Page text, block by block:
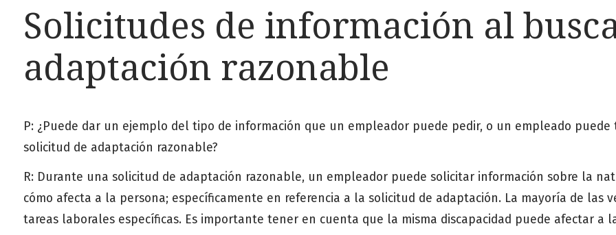
Solicitudes de información al
adaptación razonable
P: ¿Puede dar un ejemplo del tipo de información que un empleador puede pedir, o un empleado
solicitud de adaptación razonable?
R: Durante una solicitud de adaptación razonable, un empleador puede solicitar información sobre la
cómo afecta a la persona; específicamente en referencia a la solicitud de adaptación. La mayoría de las
tareas laborales específicas. Es importante tener en cuenta que la misma discapacidad puede afectar a